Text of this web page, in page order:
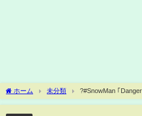
ホーム 未分類
?#SnowMan ｢
野勇斗 #原嘉孝 #トリリオンゲーム